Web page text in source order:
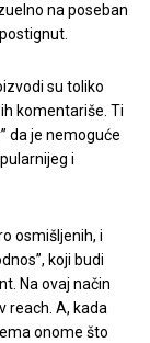
na poseban
su toliko
komentariše. Ti
da je nemoguće
i
osmišljenih, i
koji budi
Na ovaj način
reach. A, kada
onome što